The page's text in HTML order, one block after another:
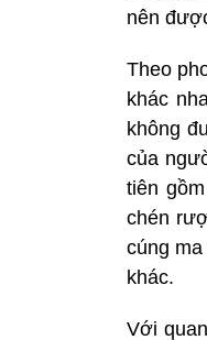
nên
Theo
khác
không
của
tiên
chén
cúng
khác.
Với